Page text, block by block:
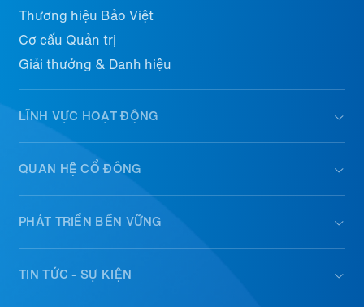
Thương hiệu Bảo Việt
Cơ cấu Quản trị
Giải thưởng & Danh hiệu
LĨNH VỰC HOẠT ĐỘNG
QUAN HỆ CỔ ĐÔNG
PHÁT TRIỂN BỀN VỮNG
TIN TỨC - SỰ KIỆN